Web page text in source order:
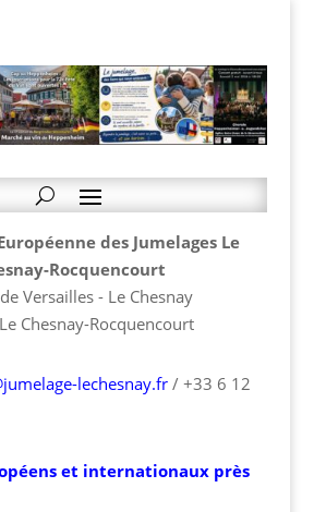
des Jumelages Le
Rocquencourt
Versailles - Le Chesnay
Chesnay-Rocquencourt
lechesnay.fr/ +33 6 12
et internationaux près